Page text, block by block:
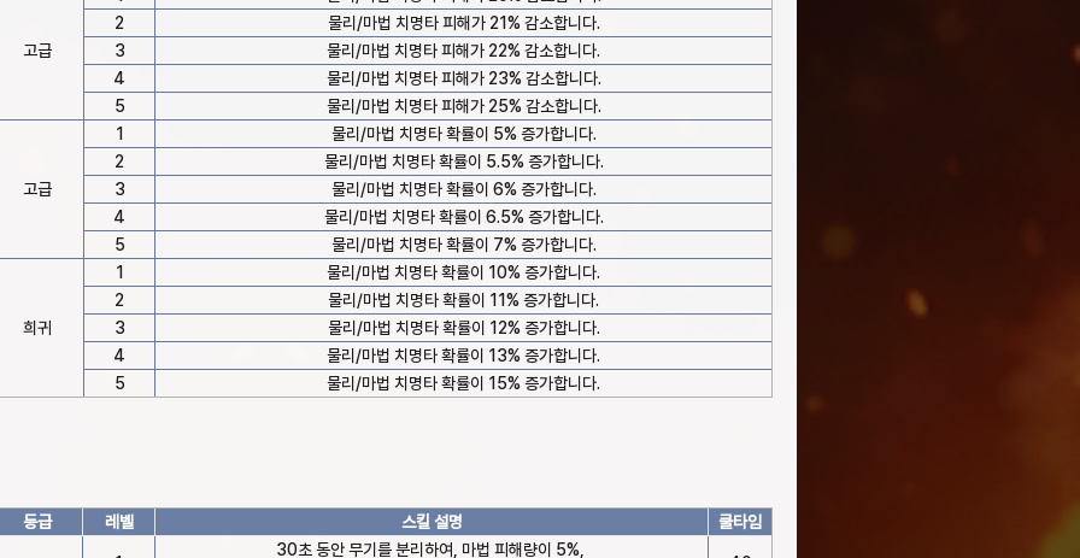
고급
2
물리/마법 치명타 피해가 21% 감소합니다.
3
물리/마법 치명타 피해가 22% 감소합니다.
4
물리/마법 치명타 피해가 23% 감소합니다.
5
물리/마법 치명타 피해가 25% 감소합니다.
고급
1
물리/마법 치명타 확률이 5% 증가합니다.
2
물리/마법 치명타 확률이 5.5% 증가합니다.
3
물리/마법 치명타 확률이 6% 증가합니다.
4
물리/마법 치명타 확률이 6.5% 증가합니다.
5
물리/마법 치명타 확률이 7% 증가합니다.
희귀
1
물리/마법 치명타 확률이 10% 증가합니다.
2
물리/마법 치명타 확률이 11% 증가합니다.
3
물리/마법 치명타 확률이 12% 증가합니다.
4
물리/마법 치명타 확률이 13% 증가합니다.
5
물리/마법 치명타 확률이 15% 증가합니다.
등급 레벨 스킬 설명 쿨타임
30초 동안 무기를 분리하여, 마법 피해량이 5%,